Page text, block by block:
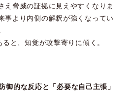
え脅威の証拠に見えやすくなりま
事より内側の解釈が強くなってい
と、知覚が攻撃寄りに傾く。
御的な反応と「必要な自己主張」